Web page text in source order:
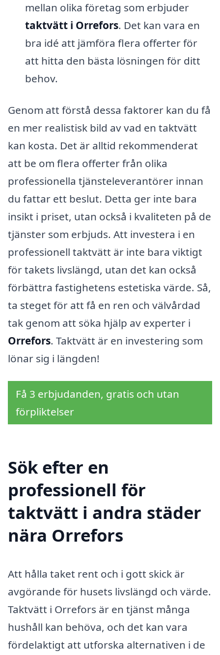
mellan olika företag som erbjuder
taktvätt i Orrefors. Det kan vara en
bra idé att jämföra flera offerter för
att hitta den bästa lösningen för ditt
behov.
Genom att förstå dessa faktorer kan du få
en mer realistisk bild av vad en taktvätt
kan kosta. Det är alltid rekommenderat
att be om flera offerter från olika
professionella tjänsteleverantörer innan
du fattar ett beslut. Detta ger inte bara
insikt i priset, utan också i kvaliteten på de
tjänster som erbjuds. Att investera i en
professionell taktvätt är inte bara viktigt
för takets livslängd, utan det kan också
förbättra fastighetens estetiska värde. Så,
ta steget för att få en ren och välvårdad
tak genom att söka hjälp av experter i
Orrefors. Taktvätt är en investering som
lönar sig i längden!
Få 3 erbjudanden, gratis och utan
förpliktelser
Sök efter en
professionell för
taktvätt i andra städer
nära Orrefors
Att hålla taket rent och i gott skick är
avgörande för husets livslängd och värde.
Taktvätt i Orrefors är en tjänst många
hushåll kan behöva, och det kan vara
fördelaktigt att utforska alternativen i de